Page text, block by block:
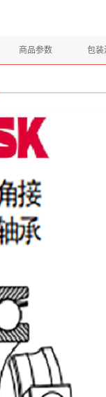
商品参数 包装